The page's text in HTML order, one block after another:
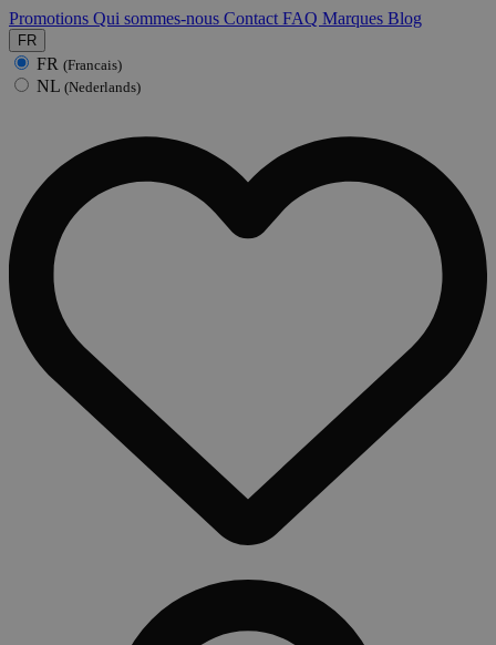
Promotions Qui sommes-nous Contact FAQ Marques Blog
FR
FR (Francais)
NL (Nederlands)